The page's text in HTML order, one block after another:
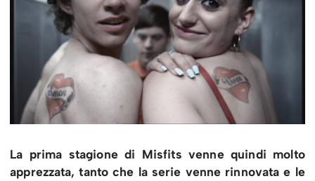
La prima stagione di Misfits venne quindi molto
apprezzata, tanto che la serie venne rinnovata e le